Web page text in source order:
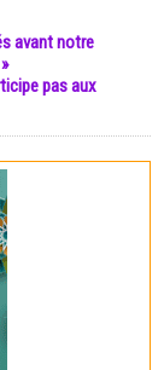
avant notre
pas aux